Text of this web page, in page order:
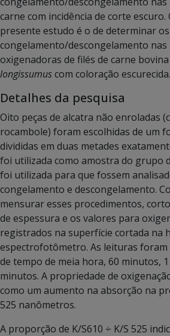
carne com incidência de corte
presente estudo é o de determinar
congelamento/descongelamento
oxigenadoras de filés de carne
longissumuscom coloração escurecida.
Detalhes da pesquisa
Oito peças de alcatra não enroladas
rocambole) foram escolhidas de um
divididas em duas metades
foi utilizada como amostra do grupo
foi utilizada para que fossem
congelamento e descongelamento.
mensurar esses procedimentos,
de espessura e os valores para
registrados na superfície cortada na
espectrofotômetro. As leituras
de tempo de meia hora, 60 minutos,
minutos. A propriedade de
como um aumento na absorção na
525 nanômetros.
A proporção de K/S610 ÷ K/S 525